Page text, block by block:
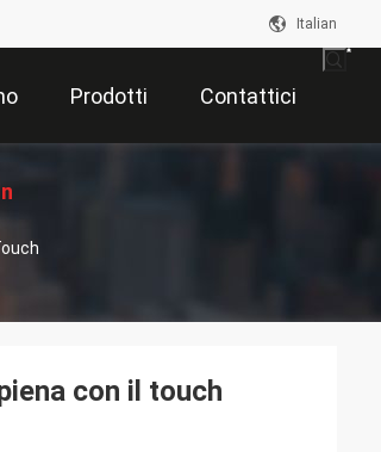
Italian
Prodotti Contattici
con il touch